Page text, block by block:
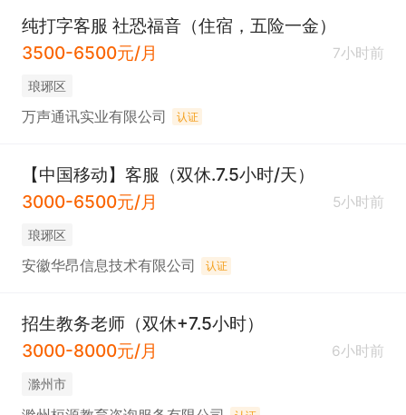
纯打字客服 社恐福音（住宿，五险一金）
3500-6500元/月
7小时前
琅琊区
万声通讯实业有限公司 认证
【中国移动】客服（双休.7.5小时/天）
3000-6500元/月
5小时前
琅琊区
安徽华昂信息技术有限公司 认证
招生教务老师（双休+7.5小时）
3000-8000元/月
6小时前
滁州市